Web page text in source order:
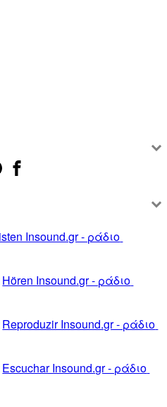
Insound.gr - ράδιο
Hören Insound.gr - ράδιο
Reproduzir Insound.gr - ράδιο
Escuchar Insound.gr - ράδιο